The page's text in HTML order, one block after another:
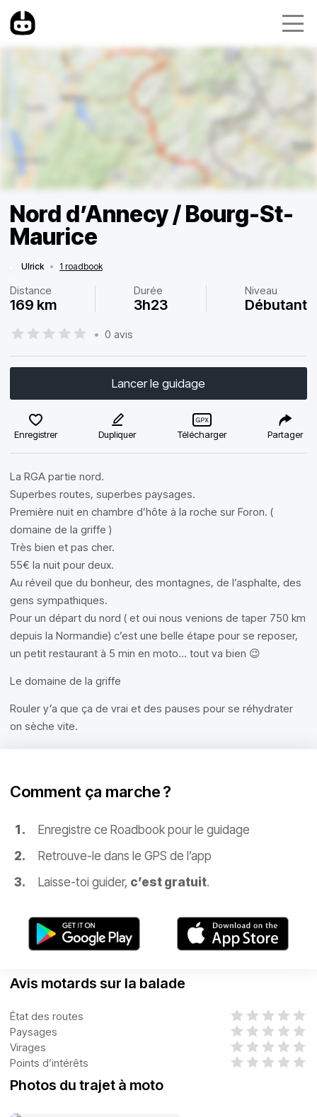
Nord d’Annecy / Bourg-St-
Maurice
Ulrick • 1 roadbook
Distance
169 km
Durée
3h23
Niveau
Débutant
• 0 avis
Lancer le guidage
Enregistrer Dupliquer Télécharger Partager
La RGA partie nord.
Superbes routes, superbes paysages.
Première nuit en chambre d’hôte à la roche sur Foron. (
domaine de la griffe )
Très bien et pas cher.
55€ la nuit pour deux.
Au réveil que du bonheur, des montagnes, de l’asphalte, des
gens sympathiques.
Pour un départ du nord ( et oui nous venions de taper 750 km
depuis la Normandie) c’est une belle étape pour se reposer,
un petit restaurant à 5 min en moto… tout va bien 😉
Le domaine de la griffe
Rouler y’a que ça de vrai et des pauses pour se réhydrater
on sèche vite.
Comment ça marche ?
Enregistre ce Roadbook pour le guidage
Retrouve-le dans le GPS de l’app
Laisse-toi guider, c’est gratuit.
Avis motards sur la balade
État des routes
Paysages
Virages
Points d’intérêts
Photos du trajet à moto